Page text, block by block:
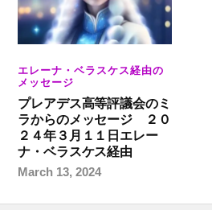
エレーナ・ベラスケス経由の
メッセージ
プレアデス高等評議会のミ
ラからのメッセージ ２０
２４年３月１１日エレー
ナ・ベラスケス経由
March 13, 2024